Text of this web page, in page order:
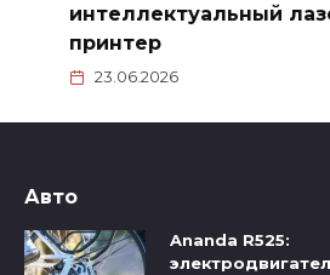
интеллектуальный
принтер
23.06.2026
Авто
Ananda R525: